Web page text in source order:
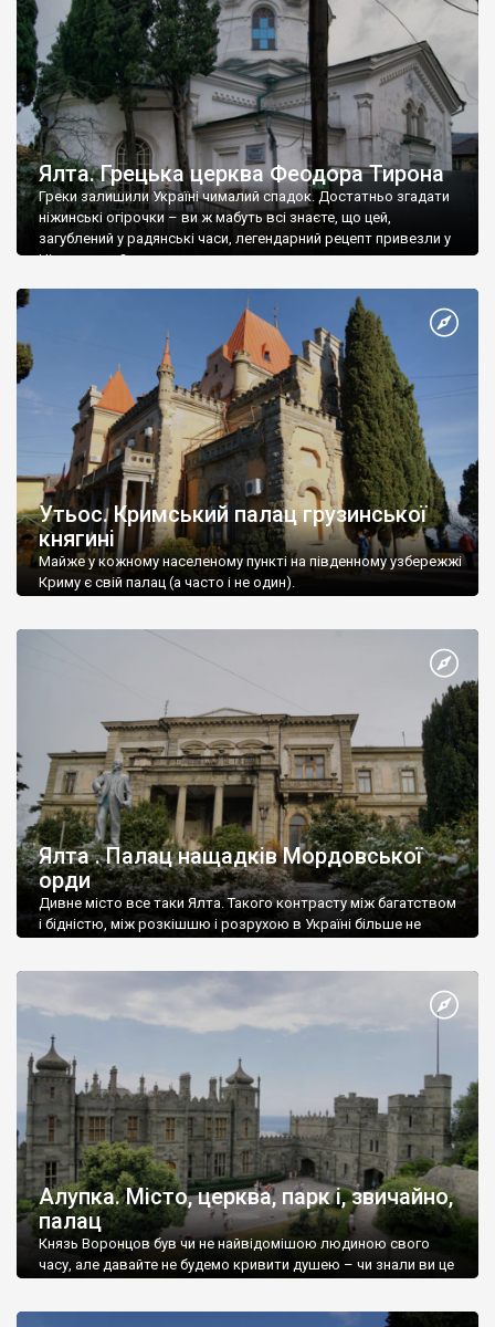
Ялта. Грецька церква Феодора Тирона
Греки залишили Україні чималий спадок. Достатньо згадати
ніжинські огірочки – ви ж мабуть всі знаєте, що цей,
загублений у радянські часи, легендарний рецепт привезли у
Ніжин греки?
Утьос. Кримський палац грузинської
княгині
Майже у кожному населеному пункті на південному узбережжі
Криму є свій палац (а часто і не один).
Ялта . Палац нащадків Мордовської
орди
Дивне місто все таки Ялта. Такого контрасту між багатством
і бідністю, між розкішшю і розрухою в Україні більше не
Алупка. Місто, церква, парк і, звичайно,
палац
Князь Воронцов був чи не найвідомішою людиною свого
часу, але давайте не будемо кривити душею – чи знали ви це